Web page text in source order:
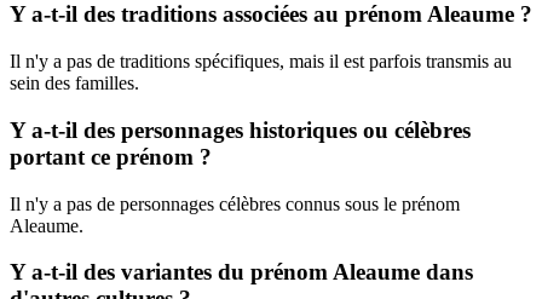
Y a-t-il des traditions associées au prénom Aleaume ?
Il n'y a pas de traditions spécifiques, mais il est parfois transmis au
sein des familles.
Y a-t-il des personnages historiques ou célèbres
portant ce prénom ?
Il n'y a pas de personnages célèbres connus sous le prénom
Aleaume.
Y a-t-il des variantes du prénom Aleaume dans